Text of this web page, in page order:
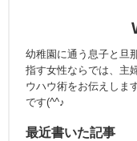
幼稚園に通う息子と旦
指す女性ならでは、主
ウハウ術をお伝えしま
です(^^♪
最近書いた記事